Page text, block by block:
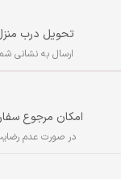
تحویل درب
ارسال به نشانی
امکان مرجوع
در صورت عدم